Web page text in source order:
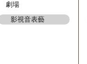
劇場
影視音表藝